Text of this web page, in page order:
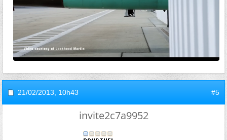
21/02/2013, 10h43 #5
invite2c7a9952